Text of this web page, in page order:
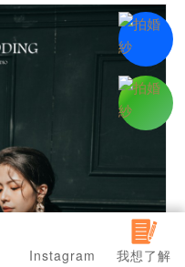
Instagram 我想了解